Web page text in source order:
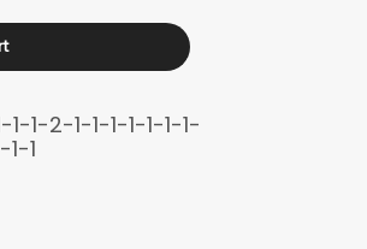
1-2-1-1-1-1-1-1-1-
1